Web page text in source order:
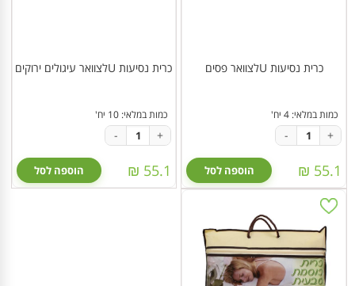
כרית נסיעות Uלצוואר פסים
כמות במלאי: 4 יח'
55.1 ₪
- +
הוספה לסל
כרית נסיעות Uלצוואר עיגולים ירוקים
כמות במלאי: 10 יח'
55.1 ₪
- +
הוספה לסל